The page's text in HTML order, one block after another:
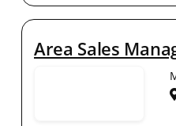
Area Sales